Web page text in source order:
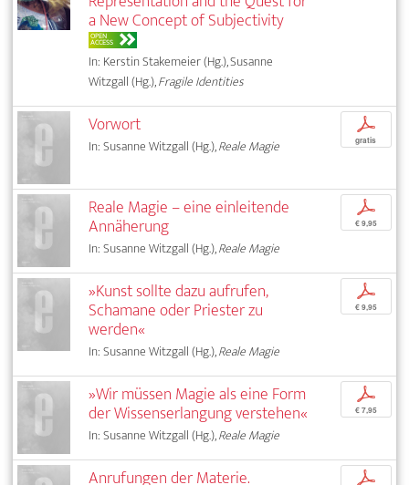
a New Concept of Subjectivity
OPEN
ACCESS
In: Kerstin Stakemeier (Hg.), Susanne
Witzgall (Hg.),Fragile Identities
Vorwort
In: Susanne Witzgall (Hg.),Reale Magie
p
gratis
Reale Magie – eine einleitende
Annäherung
In: Susanne Witzgall (Hg.),Reale Magie
p
€ 9,95
»Kunst sollte dazu aufrufen,
Schamane oder Priester zu
werden«
In: Susanne Witzgall (Hg.),Reale Magie
p
€ 9,95
»Wir müssen Magie als eine Form
der Wissenserlangung verstehen«
In: Susanne Witzgall (Hg.),Reale Magie
p
€ 7,95
Anrufungen der Materie. p